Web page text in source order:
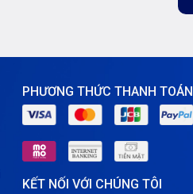
PHƯƠNG THỨC THANH TOÁN
KẾT NỐI VỚI CHÚNG TÔI